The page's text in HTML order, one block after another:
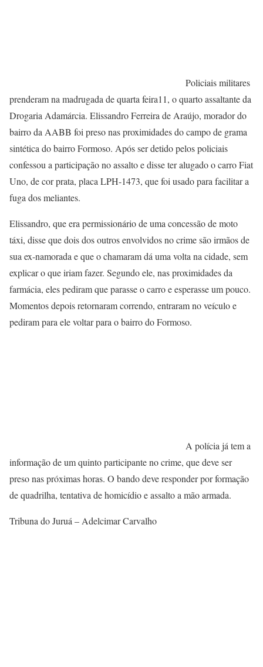
Policiais militares
prenderam na madrugada de quarta feira11, o quarto assaltante da
Drogaria Adamárcia. Elissandro Ferreira de Araújo, morador do
bairro da AABB foi preso nas proximidades do campo de grama
sintética do bairro Formoso. Após ser detido pelos policiais
confessou a participação no assalto e disse ter alugado o carro Fiat
Uno, de cor prata, placa LPH-1473, que foi usado para facilitar a
fuga dos meliantes.
Elissandro, que era permissionário de uma concessão de moto
táxi, disse que dois dos outros envolvidos no crime são irmãos de
sua ex-namorada e que o chamaram dá uma volta na cidade, sem
explicar o que iriam fazer. Segundo ele, nas proximidades da
farmácia, eles pediram que parasse o carro e esperasse um pouco.
Momentos depois retornaram correndo, entraram no veículo e
pediram para ele voltar para o bairro do Formoso.
A polícia já tem a
informação de um quinto participante no crime, que deve ser
preso nas próximas horas. O bando deve responder por formação
de quadrilha, tentativa de homicídio e assalto a mão armada.
Tribuna do Juruá – Adelcimar Carvalho